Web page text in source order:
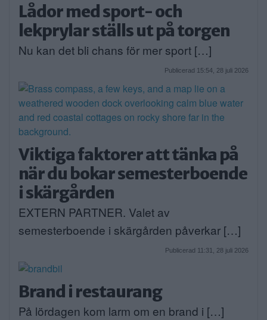
Lådor med sport- och
lekprylar ställs ut på torgen
Nu kan det bli chans för mer sport […]
Publicerad 15:54, 28 juli 2026
Viktiga faktorer att tänka på
när du bokar semesterboende
i skärgården
EXTERN PARTNER. Valet av
semesterboende i skärgården påverkar […]
Publicerad 11:31, 28 juli 2026
Brand i restaurang
På lördagen kom larm om en brand i […]